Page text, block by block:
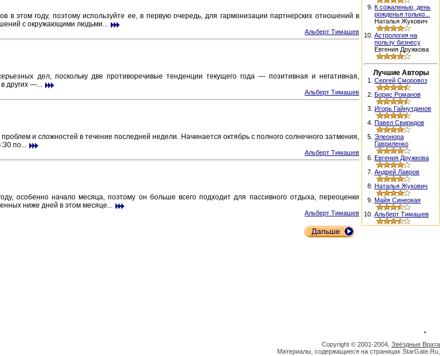
этом году, поэтому используйте ее, в первую очередь, для гармонизации партнерских отношений в
с окружающими людьми...
Альберт Тимашев
дел, поскольку две противоречивые тенденции текущего года — позитивная и негативная,
других —...
Альберт Тимашев
и сложностей в течение последней недели. Начинается октябрь с полного солнечного затмения,
по...
Альберт Тимашев
особенно начало месяца, поэтому он больше всего подходит для пассивного отдыха, переоценки
ниже дней в этом месяце...
Альберт Тимашев
9. К сожаленью, день
рожденья только...
Наталья Жукович
10. Астрология на
пользу бизнесу
Евгения Дружкова
Лучшие Авторы
1. Сергей Сморовоз
2. Борис Романов
3. Игорь Гайнутдинов
4. Павел Свиридов
5. Элеонора
Гавриленко
6. Евгения Дружкова
7. Андрей Лавров
8. Наталья Жукович
9. Майя Синеокая
10. Альберт Тимашев
Copyright © 2001-2004, Звёздные Врата
Материалы, содержащиеся на страницах StarGate.Ru,